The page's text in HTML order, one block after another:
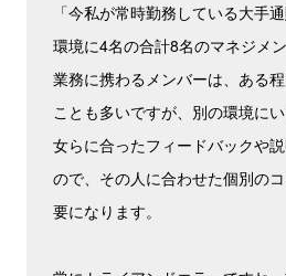
「今私が常時勤務している大手
環境に4名の合計8名のマネジメ
業務に携わるメンバーは、ある
ことも多いですが、別の環境に
女らに合ったフィードバックや
ので、その人に合わせた個別の
要になります。